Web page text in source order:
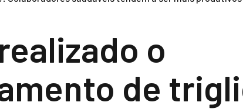
o
de